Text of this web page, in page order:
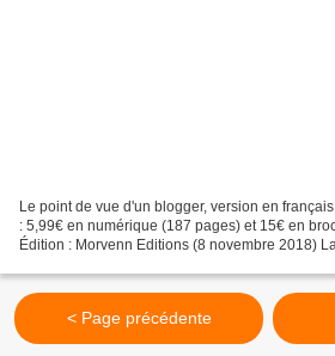
Le point de vue d'un blogger, version en
: 5,99€ en numérique (187 pages) et 15€ en
Édition : Morvenn Editions (8 novembre 2018)
< Page précédente